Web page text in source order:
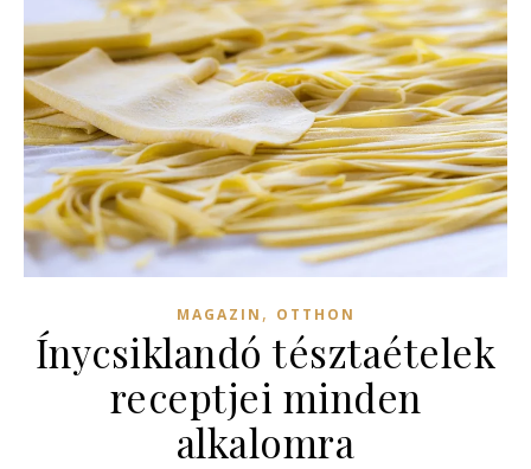
MAGAZIN , OTTHON
Ínycsiklandó tésztaételek
receptjei minden
alkalomra